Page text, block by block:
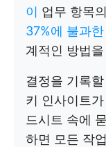
이 업무 항목
37%에 불과한
계적인 방법
결정을 기록
키 인사이트
드시트 속에
하면 모든 작